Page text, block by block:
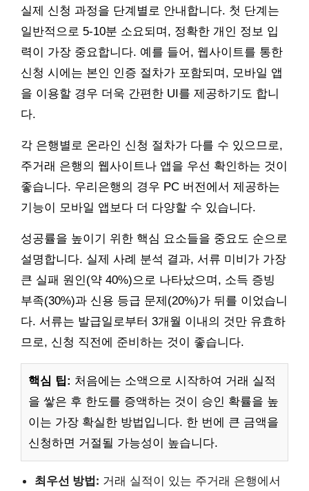
실제 신청 과정을 단계별로 안내합니다. 첫 단계는
일반적으로 5-10분 소요되며, 정확한 개인 정보 입
력이 가장 중요합니다. 예를 들어, 웹사이트를 통한
신청 시에는 본인 인증 절차가 포함되며, 모바일 앱
을 이용할 경우 더욱 간편한 UI를 제공하기도 합니
다.
각 은행별로 온라인 신청 절차가 다를 수 있으므로,
주거래 은행의 웹사이트나 앱을 우선 확인하는 것이
좋습니다. 우리은행의 경우 PC 버전에서 제공하는
기능이 모바일 앱보다 더 다양할 수 있습니다.
성공률을 높이기 위한 핵심 요소들을 중요도 순으로
설명합니다. 실제 사례 분석 결과, 서류 미비가 가장
큰 실패 원인(약 40%)으로 나타났으며, 소득 증빙
부족(30%)과 신용 등급 문제(20%)가 뒤를 이었습니
다. 서류는 발급일로부터 3개월 이내의 것만 유효하
므로, 신청 직전에 준비하는 것이 좋습니다.
핵심 팁: 처음에는 소액으로 시작하여 거래 실적
을 쌓은 후 한도를 증액하는 것이 승인 확률을 높
이는 가장 확실한 방법입니다. 한 번에 큰 금액을
신청하면 거절될 가능성이 높습니다.
최우선 방법: 거래 실적이 있는 주거래 은행에서